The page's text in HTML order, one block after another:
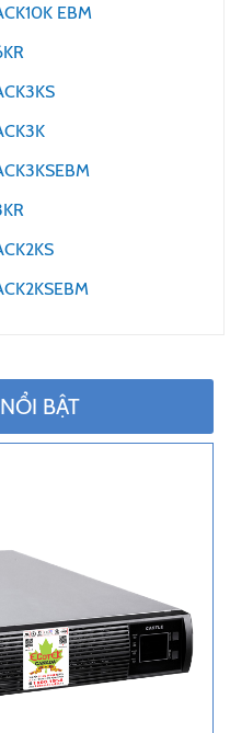
EBM
BẬT